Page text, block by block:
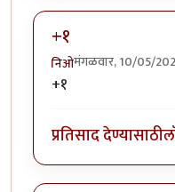
+१
निओमंगळवार, 10/05/
+१
प्रतिसाद देण्यासाठी